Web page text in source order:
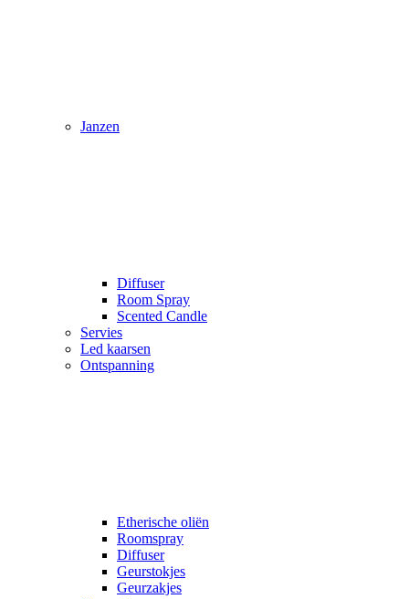
Janzen
Diffuser
Room Spray
Scented Candle
Servies
Led kaarsen
Ontspanning
Etherische oliën
Roomspray
Diffuser
Geurstokjes
Geurzakjes